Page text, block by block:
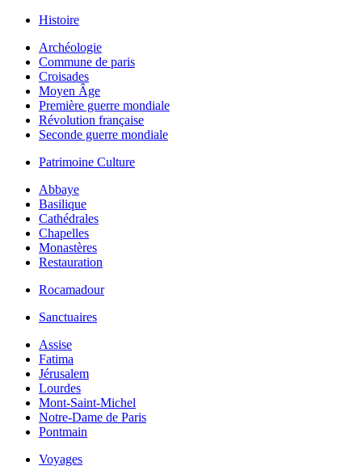
Histoire
Archéologie
Commune de paris
Croisades
Moyen Âge
Première guerre mondiale
Révolution française
Seconde guerre mondiale
Patrimoine Culture
Abbaye
Basilique
Cathédrales
Chapelles
Monastères
Restauration
Rocamadour
Sanctuaires
Assise
Fatima
Jérusalem
Lourdes
Mont-Saint-Michel
Notre-Dame de Paris
Pontmain
Voyages